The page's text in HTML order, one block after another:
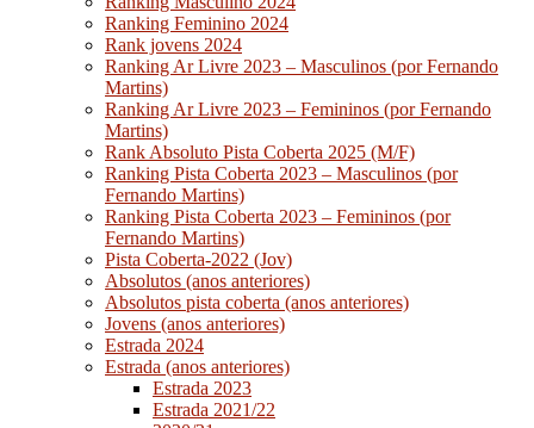
Ranking Feminino 2024
Rank jovens 2024
Ranking Ar Livre 2023 – Masculinos (por Fernando
Martins)
Ranking Ar Livre 2023 – Femininos (por Fernando
Martins)
Rank Absoluto Pista Coberta 2025 (M/F)
Ranking Pista Coberta 2023 – Masculinos (por
Fernando Martins)
Ranking Pista Coberta 2023 – Femininos (por
Fernando Martins)
Pista Coberta-2022 (Jov)
Absolutos (anos anteriores)
Absolutos pista coberta (anos anteriores)
Jovens (anos anteriores)
Estrada 2024
Estrada (anos anteriores)
Estrada 2023
Estrada 2021/22